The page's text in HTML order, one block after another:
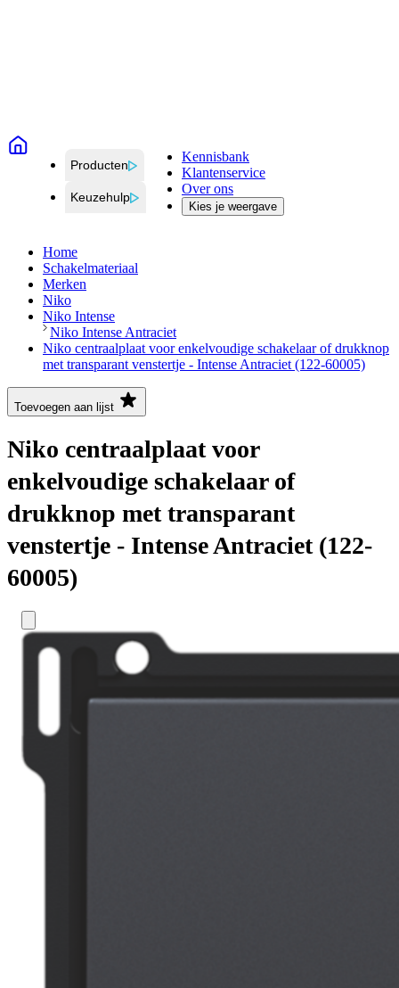
Producten
Keuzehulp
Kennisbank
Klantenservice
Over ons
Kies je weergave
Home
Schakelmateriaal
Merken
Niko
Niko Intense
Niko Intense Antraciet
Niko centraalplaat voor enkelvoudige schakelaar of drukknop
met transparant venstertje - Intense Antraciet (122-60005)
Toevoegen aan lijst
Niko centraalplaat voor
enkelvoudige schakelaar of
drukknop met transparant
venstertje - Intense Antraciet (122-
60005)